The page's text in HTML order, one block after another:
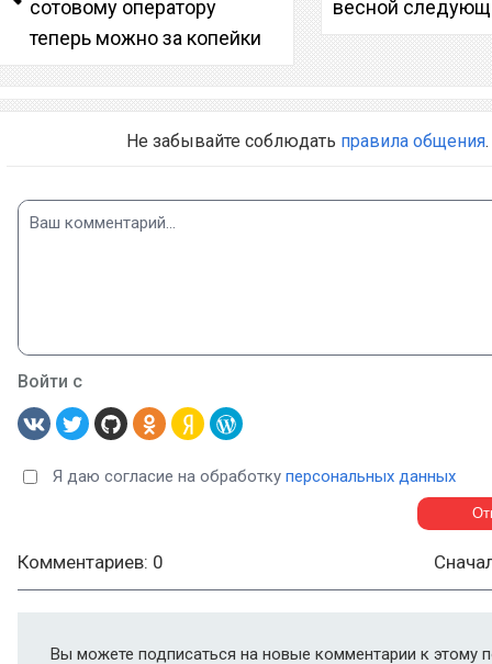
сотовому оператору
теперь можно за копейки
весной
Не забывайте соблюдать правила общения.
Войти с
Я даю согласие на обработку персональных данных
Комментариев: 0
Вы можете подписаться на новые комментарии к этому